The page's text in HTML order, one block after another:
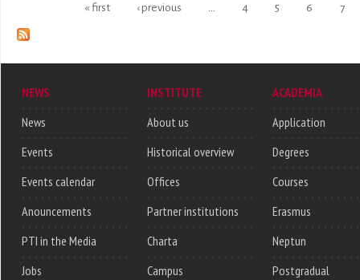
« first ‹ previous 4 5 6 7
NEWS
News
Events
Events calendar
Anouncements
PTI in the Media
Jobs
INSTITUTE
About us
Historical overview
Offices
Partner institutions
Charta
Campus
ACADEMIA
Application
Degrees
Courses
Erasmus
Neptun
Postgradual